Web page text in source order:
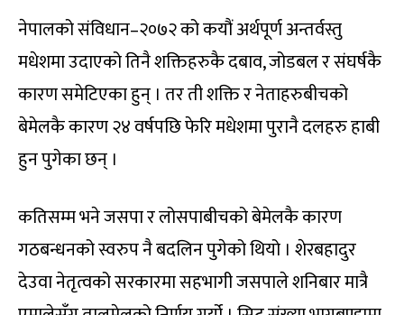
नेपालको संविधान–२०७२ को कयौं अर्थपूर्ण अन्तर्वस्तु
मधेशमा उदाएको तिनै शक्तिहरुकै दबाव, जोडबल र संघर्षकै
कारण समेटिएका हुन् । तर ती शक्ति र नेताहरुबीचको
बेमेलकै कारण २४ वर्षपछि फेरि मधेशमा पुरानै दलहरु हाबी
हुन पुगेका छन् ।
कतिसम्म भने जसपा र लोसपाबीचको बेमेलकै कारण
गठबन्धनको स्वरुप नै बदलिन पुगेको थियो । शेरबहादुर
देउवा नेतृत्वको सरकारमा सहभागी जसपाले शनिबार मात्रै